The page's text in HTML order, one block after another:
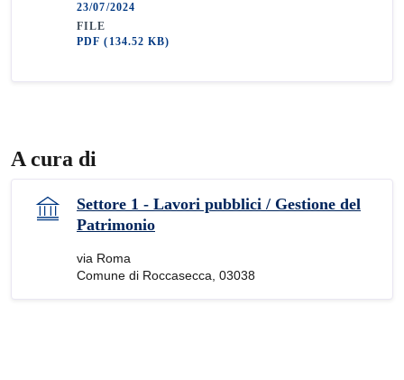
23/07/2024
FILE
PDF(134.52 KB)
A cura di
Settore 1 - Lavori pubblici / Gestione del
Patrimonio
via Roma
Comune di Roccasecca, 03038